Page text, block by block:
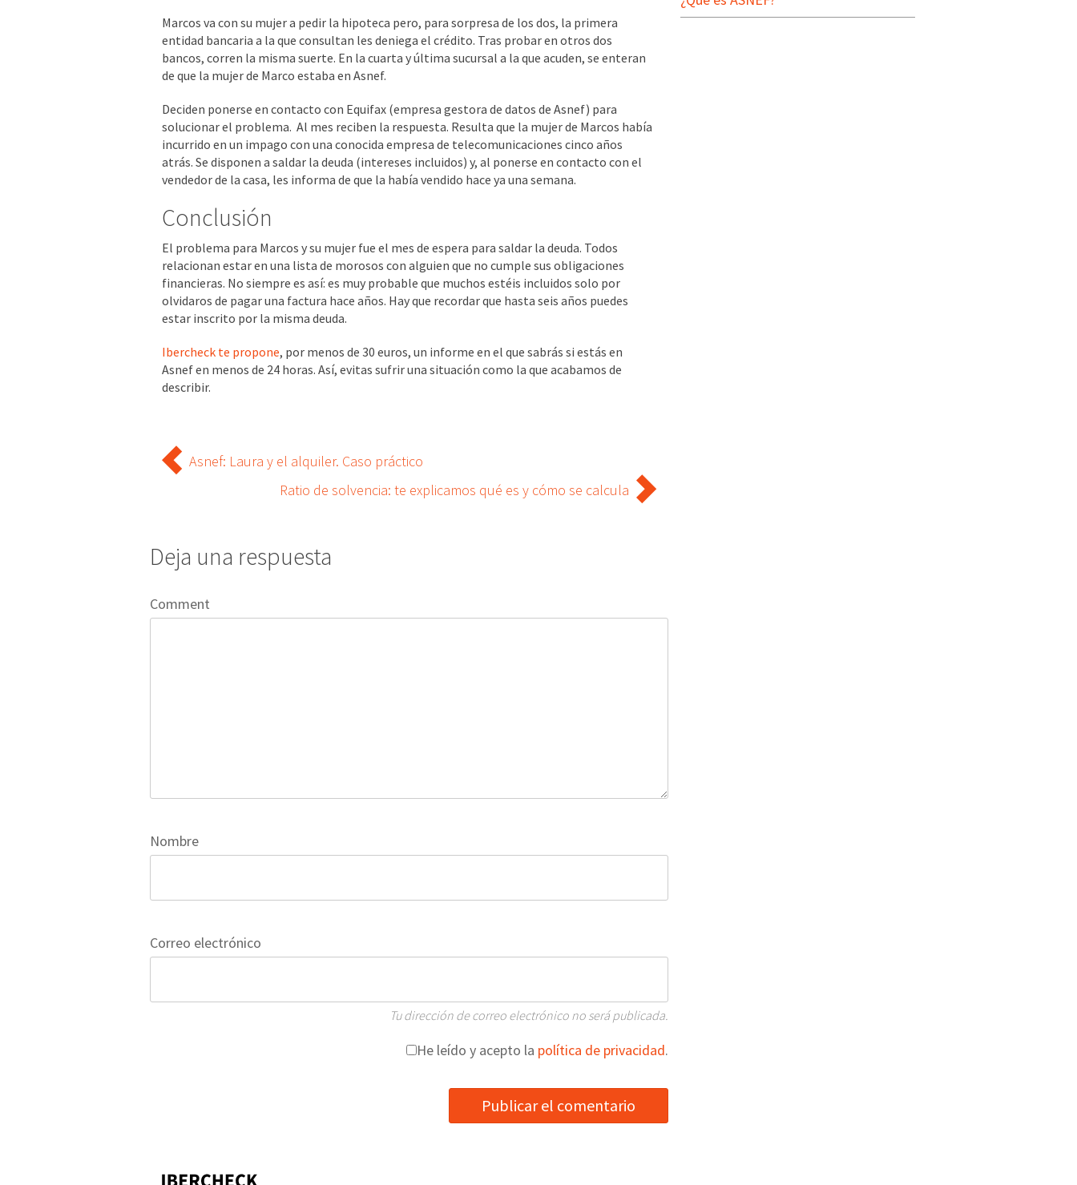
Marcos va con su mujer a pedir la hipoteca pero, para sorpresa de los dos, la primera
entidad bancaria a la que consultan les deniega el crédito. Tras probar en otros dos
bancos, corren la misma suerte. En la cuarta y última sucursal a la que acuden, se enteran
de que la mujer de Marco estaba en Asnef.
Deciden ponerse en contacto con Equifax (empresa gestora de datos de Asnef) para
solucionar el problema. Al mes reciben la respuesta. Resulta que la mujer de Marcos había
incurrido en un impago con una conocida empresa de telecomunicaciones cinco años
atrás. Se disponen a saldar la deuda (intereses incluidos) y, al ponerse en contacto con el
vendedor de la casa, les informa de que la había vendido hace ya una semana.
Conclusión
El problema para Marcos y su mujer fue el mes de espera para saldar la deuda. Todos
relacionan estar en una lista de morosos con alguien que no cumple sus obligaciones
financieras. No siempre es así: es muy probable que muchos estéis incluidos solo por
olvidaros de pagar una factura hace años. Hay que recordar que hasta seis años puedes
estar inscrito por la misma deuda.
Ibercheck te propone, por menos de 30 euros, un informe en el que sabrás si estás en
Asnef en menos de 24 horas. Así, evitas sufrir una situación como la que acabamos de
describir.
Asnef: Laura y el alquiler. Caso práctico
Ratio de solvencia: te explicamos qué es y cómo se calcula
Deja una respuesta
Comment
Nombre
Correo electrónico
Tu dirección de correo electrónico no será publicada.
He leído y acepto la política de privacidad.